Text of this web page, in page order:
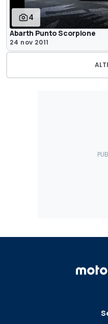
4
Abarth Punto Scorpione
24 nov 2011